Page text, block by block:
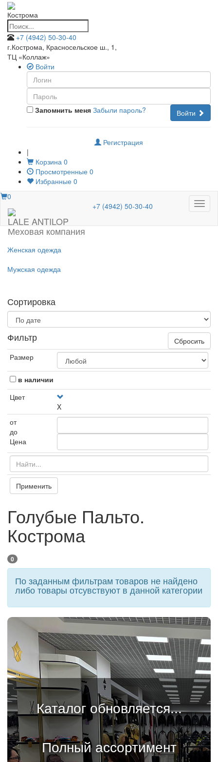
Кострома
+7 (4942) 50-30-40
г.Кострома, Красносельское ш., 1 ,
ТЦ «Коллаж»
Войти
Запомнить меня Войти
Забыли пароль?
Регистрация
|
Корзина 0
Просмотренные 0
Избранные 0
Меню
0
LALE ANTILOP
Меховая компания
+7 (4942) 50-30-40
Женская одежда
Мужская одежда
Сортировка
Фильтр
Сбросить
Размер
в наличии
Цвет
X
от
до
Цена
Применить
Голубые Пальто.
Кострома
0
По заданным фильтрам товаров не найдено
либо товары отсувствуют в данной категории
Каталог обновляется...
Полный ассортимент